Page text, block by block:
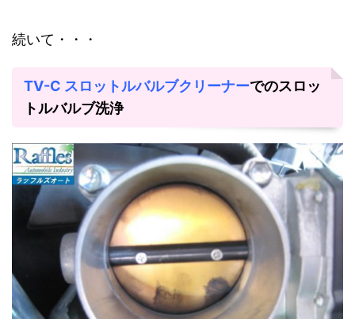
続いて・・・
TV-C スロットルバルブクリーナーでのスロッ
トルバルブ洗浄